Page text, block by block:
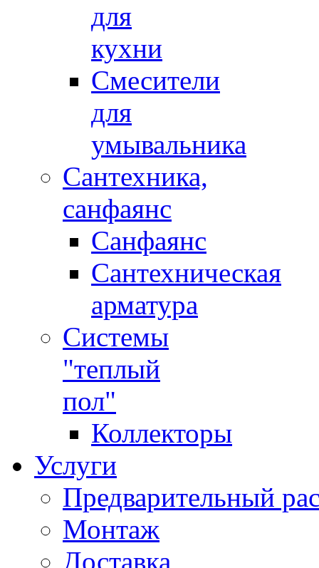
для
кухни
Смесители
для
умывальника
Сантехника,
санфаянс
Санфаянс
Сантехническая
арматура
Системы
"теплый
пол"
Коллекторы
Услуги
Предварительный
Монтаж
Доставка